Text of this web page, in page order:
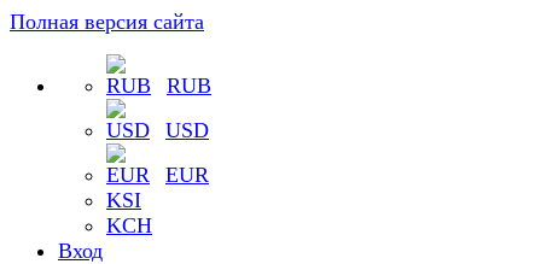
Полная версия сайта
RUB
USD
EUR
KSI
KCH
Вход